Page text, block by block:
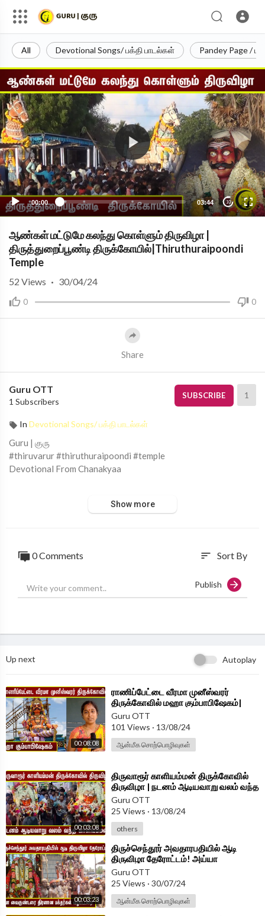
All Devotional Songs/ பக்தி பாடல்கள் Pandey Page /
00:00 03:44 10
ஆண்கள் மட்டுமே கலந்து கொள்ளும் திருவிழா |
திருத்துறைப்பூண்டி திருக்கோயில்|Thiruthuraipoondi
Temple
0 0
52 Views · 30/04/24
Share
Guru OTT
1 Subscribers
SUBSCRIBE 1
In Devotional Songs/ பக்தி பாடல்கள்
Guru | குரு
#thiruvarur #thiruthuraipoondi #temple
Devotional From Chanakyaa
To catch us on Website :https://chanakyaa.in/
Show more
0 Comments sort Sort By
Publish
Up next Autoplay
00:08:08
⁣ராணிப்பேட்டை வீரமா முனீஸ்வரர்
திருக்கோவில் மஹா கும்பாபிஷேகம்|
Vellore Munishwar Temple
Kumbabishegam
Guru OTT
101 Views · 13/08/24
ஆன்மீக சொற்பொழிவுகள்
00:03:08
⁣திருவாரூர் காளியம்மன் திருக்கோவில்
திருவிழா | நடனம் ஆடியவாறு வலம் வந்த
காளியம்மன்
Guru OTT
25 Views · 13/08/24
others
00:03:23
⁣திருச்செந்தூர் அவதாரபதியில் ஆடி
திருவிழா தேரோட்டம்! அய்யா
வைகுண்டரை திரளான
பக்தர்கள்|Tiruchendur
Guru OTT
25 Views · 30/07/24
ஆன்மீக சொற்பொழிவுகள்